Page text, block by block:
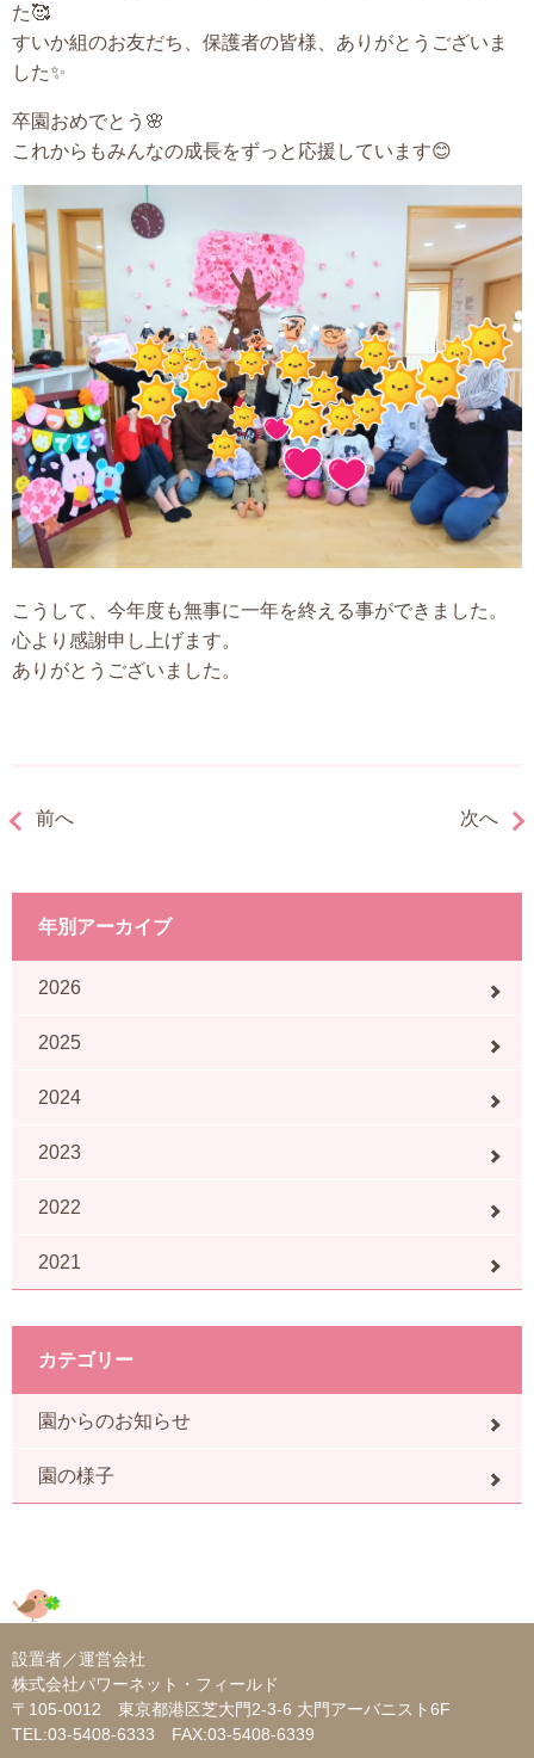
た🥰
すいか組のお友だち、保護者の皆様、ありがとうございま
した✨
卒園おめでとう🌸
これからもみんなの成長をずっと応援しています😊
こうして、今年度も無事に一年を終える事ができました。
心より感謝申し上げます。
ありがとうございました。
前へ 次へ
年別アーカイブ
2026
2025
2024
2023
2022
2021
カテゴリー
園からのお知らせ
園の様子
設置者／運営会社
株式会社パワーネット・フィールド
〒105-0012 東京都港区芝大門2-3-6 大門アーバニスト6F
TEL:03-5408-6333 FAX:03-5408-6339